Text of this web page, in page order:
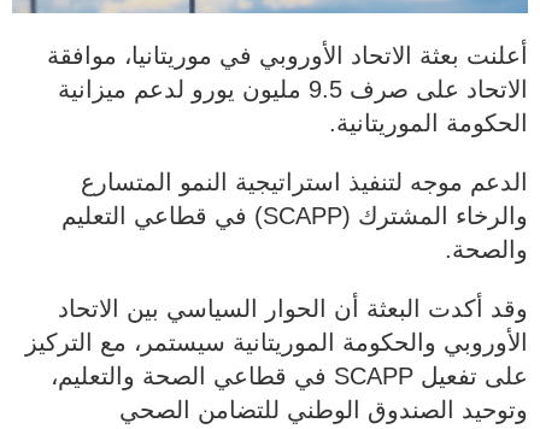
أعلنت بعثة الاتحاد الأوروبي في موريتانيا، موافقة
الاتحاد على صرف 9.5 مليون يورو لدعم ميزانية
الحكومة الموريتانية.
الدعم موجه لتنفيذ استراتيجية النمو المتسارع
والرخاء المشترك (SCAPP) في قطاعي التعليم
والصحة.
وقد أكدت البعثة أن الحوار السياسي بين الاتحاد
الأوروبي والحكومة الموريتانية سيستمر، مع التركيز
على تفعيل SCAPP في قطاعي الصحة والتعليم،
وتوحيد الصندوق الوطني للتضامن الصحي